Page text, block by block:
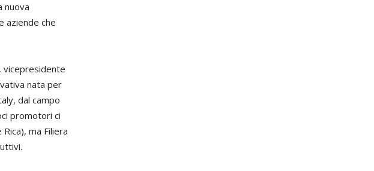
nuova
aziende che
vicepresidente
nata per
dal campo
promotori ci
ma Filiera